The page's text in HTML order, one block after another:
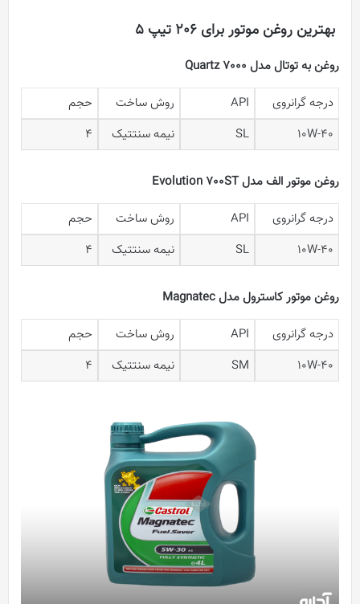
بهترین روغن موتور برای 206 تیپ 5
روغن به توتال مدل Quartz 7000
درجه گرانروی
API روش ساخت
حجم
10W-40
SL نیمه سنتتیک 4
روغن موتور الف مدل Evolution 700ST
درجه گرانروی
API روش ساخت
حجم
10W-40
SL نیمه سنتتیک 4
روغن موتور کاسترول مدل Magnatec
درجه گرانروی
API روش ساخت
حجم
10W-40
SM نیمه سنتتیک 4